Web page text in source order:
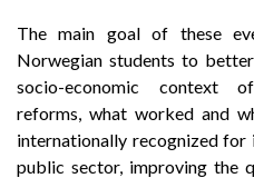
The main goal of these
Norwegian students to
socio-economic context
reforms, what worked and
internationally recognized for
public sector, improving the